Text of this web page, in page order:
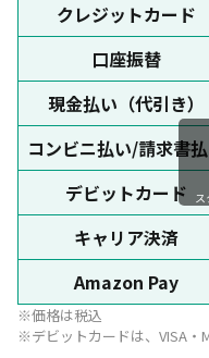
クリクラ
ウォーターサーバ
デメリット比較
クレジットカ
口座振替（銀
現金払い（代
銀行振込（請求
その他の支払
など）
ウォーターサーバ
クレジットカード
口座振替
現金払い（代引き）
コンビニ払い/請求書
デビットカード
キャリア決済
Amazon Pay
※価格は税込
※デビットカードは、VISA・